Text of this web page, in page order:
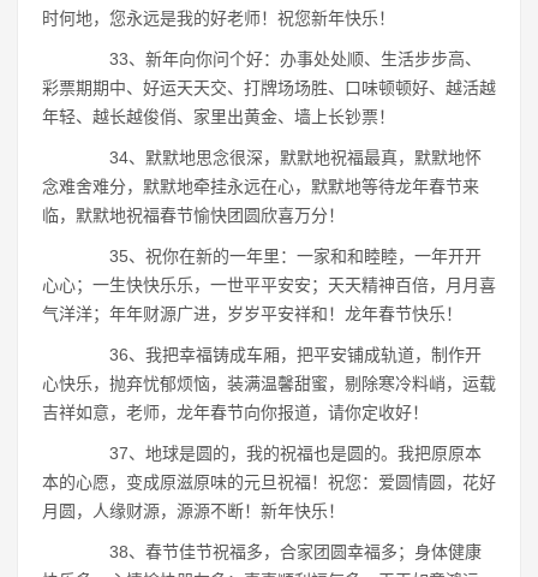
时何地，您永远是我的好老师！祝您新年快乐！
33、新年向你问个好：办事处处顺、生活步步高、
彩票期期中、好运天天交、打牌场场胜、口味顿顿好、越活越
年轻、越长越俊俏、家里出黄金、墙上长钞票！
34、默默地思念很深，默默地祝福最真，默默地怀
念难舍难分，默默地牵挂永远在心，默默地等待龙年春节来
临，默默地祝福春节愉快团圆欣喜万分！
35、祝你在新的一年里：一家和和睦睦，一年开开
心心；一生快快乐乐，一世平平安安；天天精神百倍，月月喜
气洋洋；年年财源广进，岁岁平安祥和！龙年春节快乐！
36、我把幸福铸成车厢，把平安铺成轨道，制作开
心快乐，抛弃忧郁烦恼，装满温馨甜蜜，剔除寒冷料峭，运载
吉祥如意，老师，龙年春节向你报道，请你定收好！
37、地球是圆的，我的祝福也是圆的。我把原原本
本的心愿，变成原滋原味的元旦祝福！祝您：爱圆情圆，花好
月圆，人缘财源，源源不断！新年快乐！
38、春节佳节祝福多，合家团圆幸福多；身体健康